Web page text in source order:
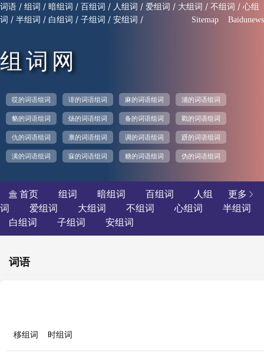
词语 / 组词 / 暗组词 / 百组词 / 人组词 / 爱组词 / 大组词 / 不组词 / 心组
词 / 半组词 / 白组词 / 子组词 / 安组词 / Sitemap Baidunews
组词网
哎的词语组词 诽的词语组词 麻的词语组词 浦的词语组词
貉的词语组词 炀的词语组词 备的词语组词 戳的词语组词
仇的词语组词 禀的词语组词 调的词语组词 趼的词语组词
潢的词语组词 寐的词语组词 糖的词语组词 伪的词语组词
更多 
 首页 组词 暗组词 百组词
人组
词
爱组词 大组词 不组词 心组词
半组词
白组词
子组词 安组词
词语
移组词 时组词